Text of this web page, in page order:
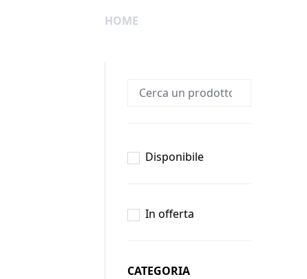
HOME
Disponibile
In offerta
CATEGORIA